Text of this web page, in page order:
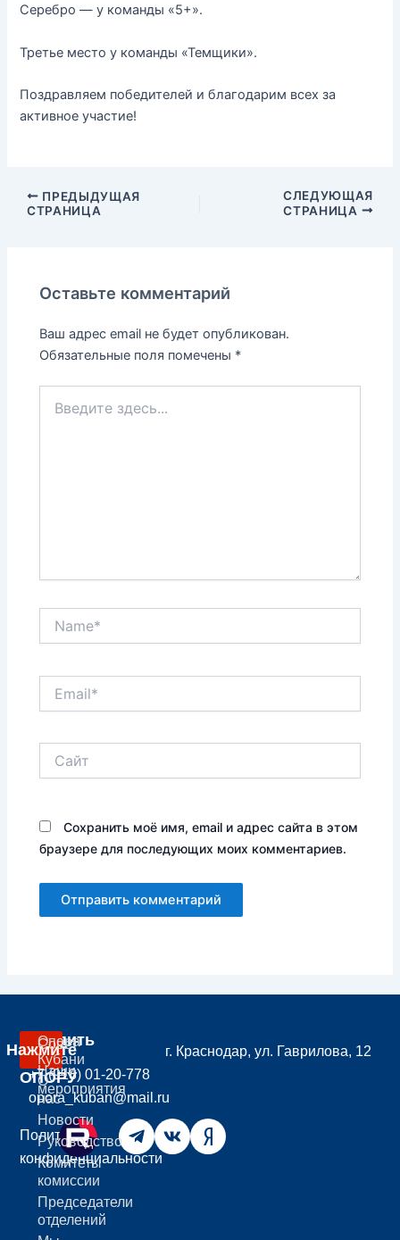
Серебро — у команды «5+».
Третье место у команды «Темщики».
Поздравляем победителей и благодарим всех за
активное участие!
ПРЕДЫДУЩАЯ
СТРАНИЦА
СЛЕДУЮЩАЯ
СТРАНИЦА
Оставьте комментарий
Ваш адрес email не будет опубликован.
Обязательные поля помечены *
здесь...
Сохранить моё имя, email и адрес сайта в этом
браузере для последующих моих комментариев.
Опора
Кубани
О
нас
Новости
Руководство
Комитеты
комиссии
Председатели
отделений
Совет
Наши
мероприятия
Политика
конфиденциальности
Вступить
В
ОПОРУ
Нажмите
г. Краснодар, ул. Гаврилова, 12
+7 (918) 01-20-778
opora_kuban@mail.ru